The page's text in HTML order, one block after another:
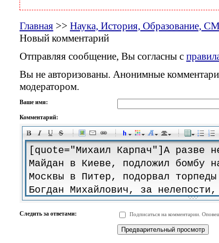
Главная >> Наука, История, Образование,
Новый комментарий
Отправляя сообщение, Вы согласны с
Вы не авторизованы. Анонимные
модератором.
Ваше имя:
Комментарий:
-
-
-
-
-
-
-
-
-
-
-
-
-
-
-
-
-
-
-
-
-
-
-
Следить за ответами: Подписаться на комментарии.